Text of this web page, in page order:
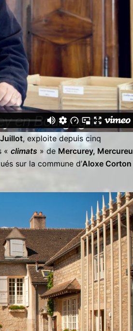
, exploite depuis cinq
« climats » de Mercurey, Mercureu
sur la commune d’Aloxe Corton